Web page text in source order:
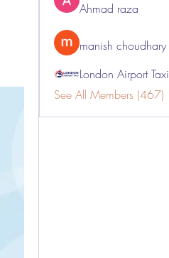
Ahmad raza
manish choudhary
London Airport Taxi
See All Members (467)